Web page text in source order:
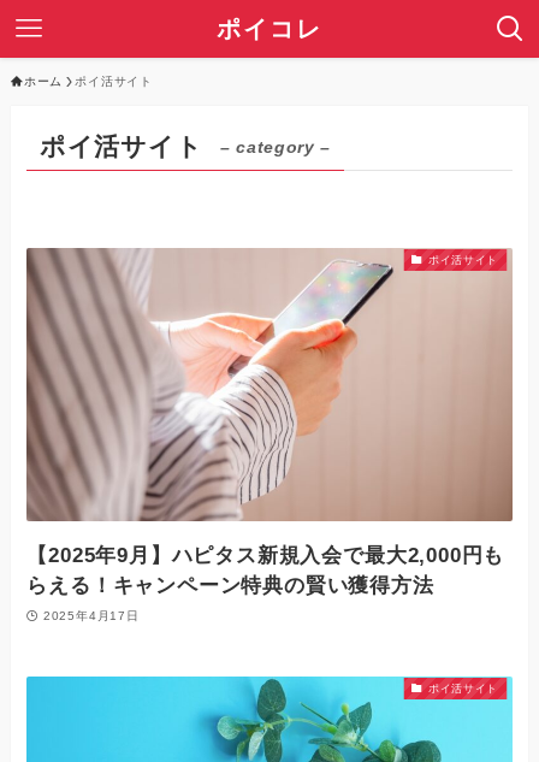
ポイコレ
ホーム ポイ活サイト
ポイ活サイト – category –
ポイ活サイト
【2025年9月】ハピタス新規入会で最大2,000円も
らえる！キャンペーン特典の賢い獲得方法
2025年4月17日
ポイ活サイト